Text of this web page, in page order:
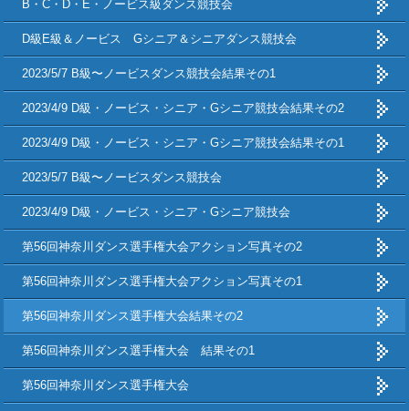
B・C・D・E・ノービス級ダンス競技会
D級E級＆ノービス Gシニア＆シニアダンス競技会
2023/5/7 B級〜ノービスダンス競技会結果その1
2023/4/9 D級・ノービス・シニア・Gシニア競技会結果その2
2023/4/9 D級・ノービス・シニア・Gシニア競技会結果その1
2023/5/7 B級〜ノービスダンス競技会
2023/4/9 D級・ノービス・シニア・Gシニア競技会
第56回神奈川ダンス選手権大会アクション写真その2
第56回神奈川ダンス選手権大会アクション写真その1
第56回神奈川ダンス選手権大会結果その2
第56回神奈川ダンス選手権大会 結果その1
第56回神奈川ダンス選手権大会